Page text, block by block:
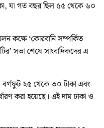
যা গত বছর ছিল ৫৫ থেকে ৬০
কক্ষে ‘কোরবানি সম্পর্কিত
সভা শেষে সাংবাদিকদের এ
বর্গফুট ২৫ থেকে ৩০ টাকা এবং
করা হয়েছে। এই দাম ঢাকা ও